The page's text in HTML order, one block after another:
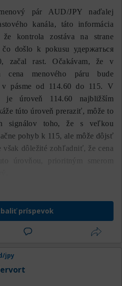
pár AUD/JPY naďalej
kanála, táto informácia
že kontrola zostáva na strane
došlo k pokusu удержаться
začal rast. Očakávam, že v
cena menového páru bude
pásme od 114.60 do 115. V
je úroveň 114.60 najbližším
túto úroveň preraziť, môže to
signálov toho, že s veľkou
pohyb k 115, ale môže dôjsť
však dôležité zohľadniť, že cena
úrovňou, prioritným smerom
príspevok
jpy